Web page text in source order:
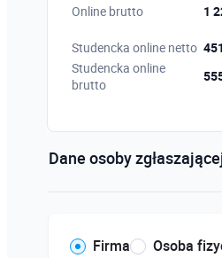
Online brutto
1
Studencka online netto
Studencka online
brutto
Dane osoby
Firma Osoba